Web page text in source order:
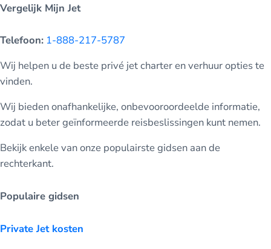
Vergelijk Mijn Jet
Telefoon: 1-888-217-5787
Wij helpen u de beste privé jet charter en verhuur opties te
vinden.
Wij bieden onafhankelijke, onbevooroordeelde informatie,
zodat u beter geïnformeerde reisbeslissingen kunt nemen.
Bekijk enkele van onze populairste gidsen aan de
rechterkant.
Populaire gidsen
Private Jet kosten